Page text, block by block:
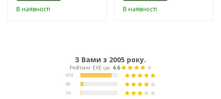
В наявності В наявності
З Вами з 2005 року.